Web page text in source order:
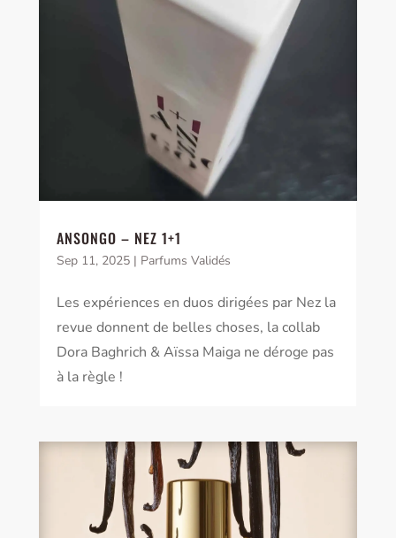
ANSONGO – NEZ 1+1
Sep 11, 2025| Parfums Validés
Les expériences en duos dirigées par Nez la
revue donnent de belles choses, la collab
Dora Baghrich & Aïssa Maiga ne déroge pas
à la règle !